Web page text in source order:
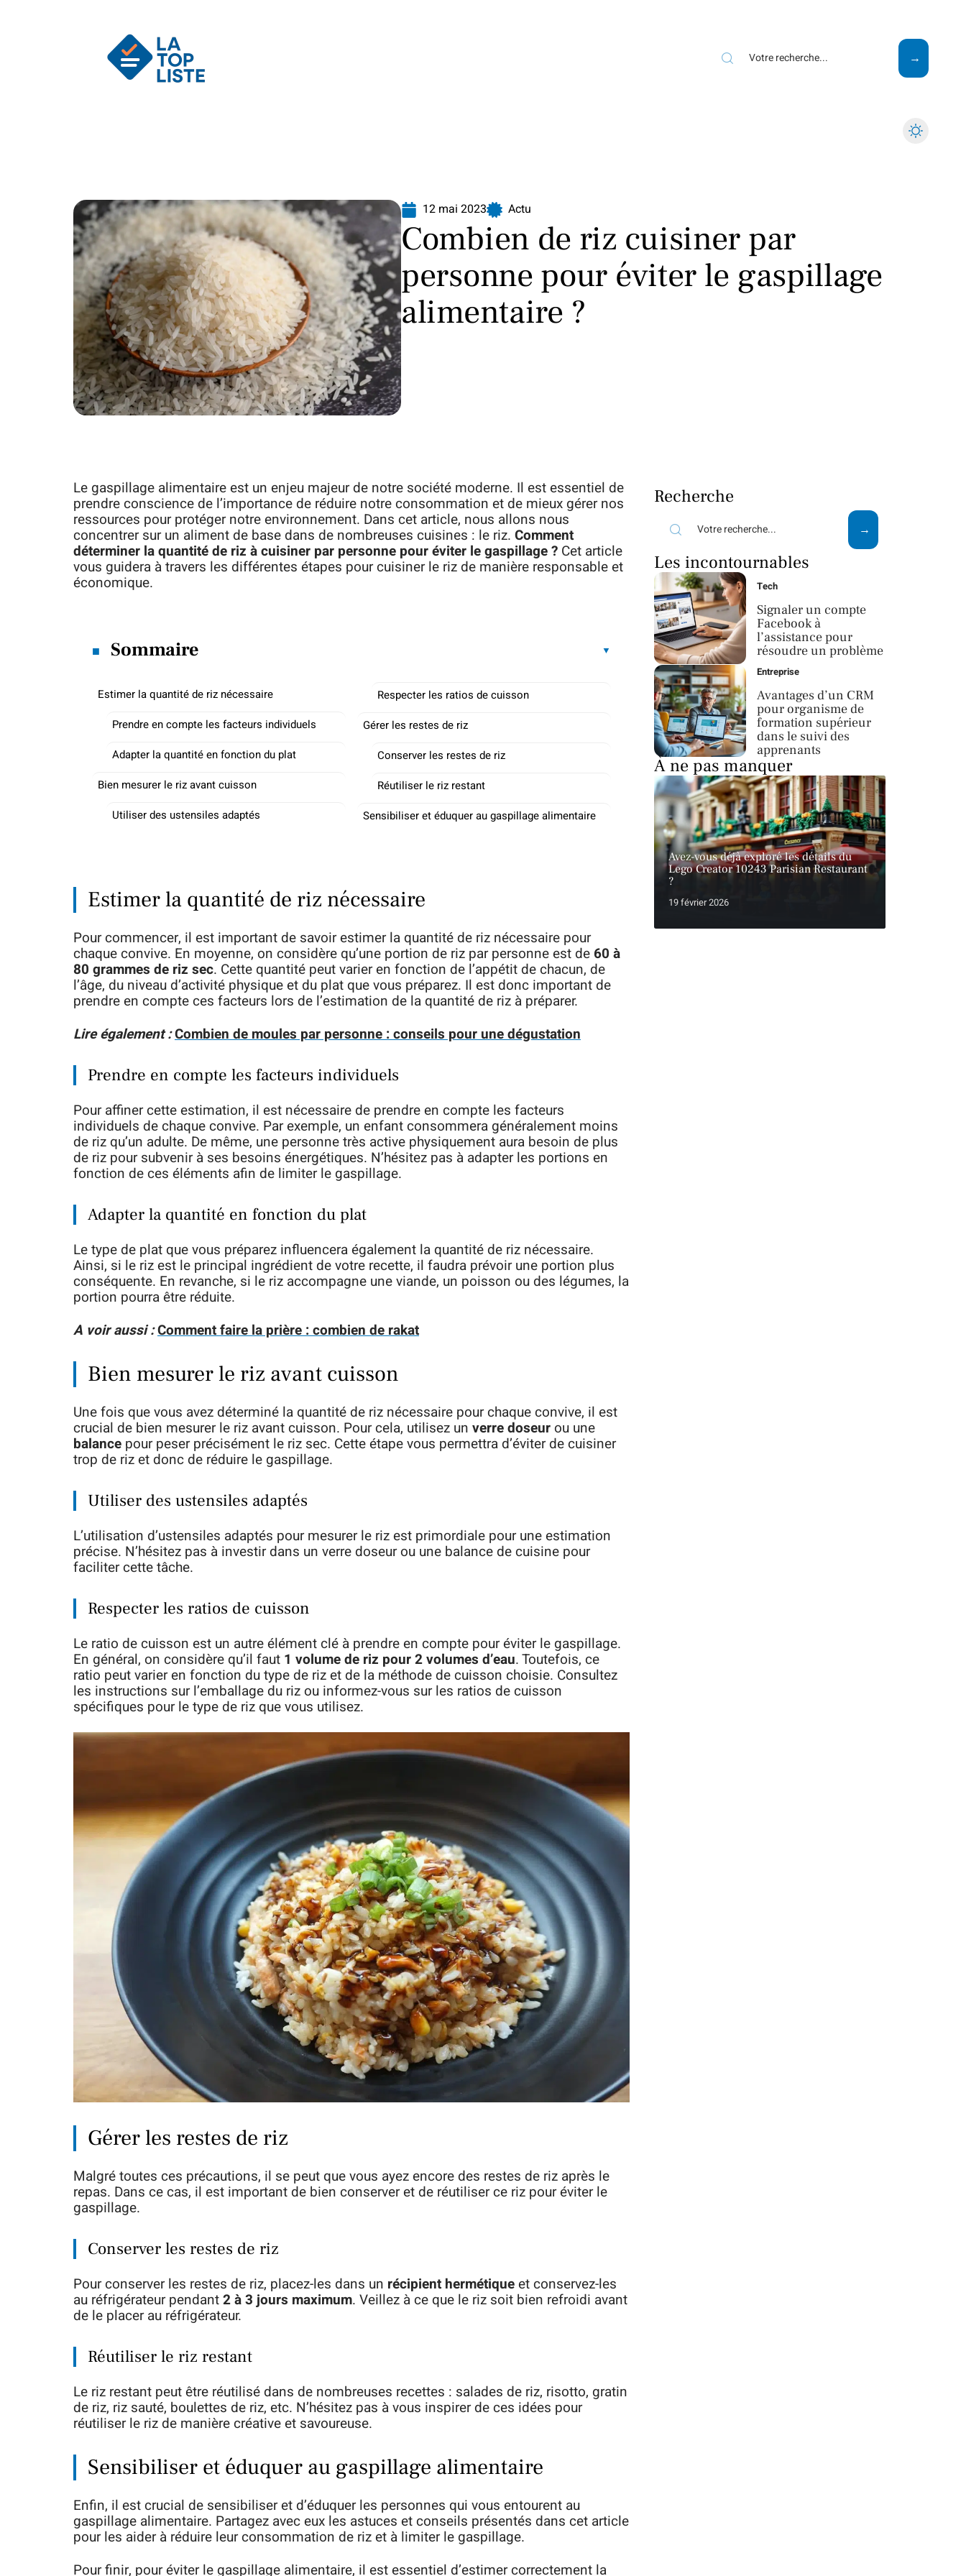
12 mai 2023 Actu
Combien de riz cuisiner par
personne pour éviter le gaspillage
alimentaire ?
Le gaspillage alimentaire est un enjeu majeur de notre société moderne. Il est essentiel de
prendre conscience de l’importance de réduire notre consommation et de mieux gérer nos
ressources pour protéger notre environnement. Dans cet article, nous allons nous
concentrer sur un aliment de base dans de nombreuses cuisines : le riz. Comment
déterminer la quantité de riz à cuisiner par personne pour éviter le gaspillage ? Cet article
vous guidera à travers les différentes étapes pour cuisiner le riz de manière responsable et
économique.
Sommaire
Estimer la quantité de riz nécessaire
Prendre en compte les facteurs individuels
Adapter la quantité en fonction du plat
Bien mesurer le riz avant cuisson
Utiliser des ustensiles adaptés
Respecter les ratios de cuisson
Gérer les restes de riz
Conserver les restes de riz
Réutiliser le riz restant
Sensibiliser et éduquer au gaspillage alimentaire
Estimer la quantité de riz nécessaire
Pour commencer, il est important de savoir estimer la quantité de riz nécessaire pour
chaque convive. En moyenne, on considère qu’une portion de riz par personne est de 60 à
80 grammes de riz sec. Cette quantité peut varier en fonction de l’appétit de chacun, de
l’âge, du niveau d’activité physique et du plat que vous préparez. Il est donc important de
prendre en compte ces facteurs lors de l’estimation de la quantité de riz à préparer.
Lire également :Combien de moules par personne : conseils pour une dégustation
Prendre en compte les facteurs individuels
Pour affiner cette estimation, il est nécessaire de prendre en compte les facteurs
individuels de chaque convive. Par exemple, un enfant consommera généralement moins
de riz qu’un adulte. De même, une personne très active physiquement aura besoin de plus
de riz pour subvenir à ses besoins énergétiques. N’hésitez pas à adapter les portions en
fonction de ces éléments afin de limiter le gaspillage.
Adapter la quantité en fonction du plat
Le type de plat que vous préparez influencera également la quantité de riz nécessaire.
Ainsi, si le riz est le principal ingrédient de votre recette, il faudra prévoir une portion plus
conséquente. En revanche, si le riz accompagne une viande, un poisson ou des légumes, la
portion pourra être réduite.
A voir aussi :Comment faire la prière : combien de rakat
Bien mesurer le riz avant cuisson
Une fois que vous avez déterminé la quantité de riz nécessaire pour chaque convive, il est
crucial de bien mesurer le riz avant cuisson. Pour cela, utilisez un verre doseur ou une
balance pour peser précisément le riz sec. Cette étape vous permettra d’éviter de cuisiner
trop de riz et donc de réduire le gaspillage.
Utiliser des ustensiles adaptés
L’utilisation d’ustensiles adaptés pour mesurer le riz est primordiale pour une estimation
précise. N’hésitez pas à investir dans un verre doseur ou une balance de cuisine pour
faciliter cette tâche.
Respecter les ratios de cuisson
Le ratio de cuisson est un autre élément clé à prendre en compte pour éviter le gaspillage.
En général, on considère qu’il faut 1 volume de riz pour 2 volumes d’eau. Toutefois, ce
ratio peut varier en fonction du type de riz et de la méthode de cuisson choisie. Consultez
les instructions sur l’emballage du riz ou informez-vous sur les ratios de cuisson
spécifiques pour le type de riz que vous utilisez.
Gérer les restes de riz
Malgré toutes ces précautions, il se peut que vous ayez encore des restes de riz après le
repas. Dans ce cas, il est important de bien conserver et de réutiliser ce riz pour éviter le
gaspillage.
Conserver les restes de riz
Pour conserver les restes de riz, placez-les dans un récipient hermétiqueet conservez-les
au réfrigérateur pendant2 à 3 jours maximum. Veillez à ce que le riz soit bien refroidi avant
de le placer au réfrigérateur.
Réutiliser le riz restant
Le riz restant peut être réutilisé dans de nombreuses recettes : salades de riz, risotto, gratin
de riz, riz sauté, boulettes de riz, etc. N’hésitez pas à vous inspirer de ces idées pour
réutiliser le riz de manière créative et savoureuse.
Sensibiliser et éduquer au gaspillage alimentaire
Enfin, il est crucial de sensibiliser et d’éduquer les personnes qui vous entourent au
gaspillage alimentaire. Partagez avec eux les astuces et conseils présentés dans cet article
pour les aider à réduire leur consommation de riz et à limiter le gaspillage.
Pour finir, pour éviter le gaspillage alimentaire, il est essentiel d’estimer correctement la
Recherche
Les incontournables
Tech
Signaler un compte
Facebook à
l’assistance pour
résoudre un problème
Entreprise
Avantages d’un CRM
pour organisme de
formation supérieur
dans le suivi des
apprenants
À ne pas manquer
Avez-vous déjà exploré les détails du
Lego Creator 10243 Parisian Restaurant
?
19 février 2026